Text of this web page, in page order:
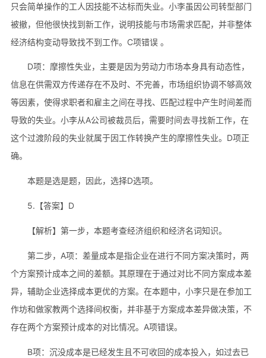
只会简单操作的工人因技能不达标而失业。小李虽因公司转型部门
被撤，但他很快找到新工作，说明技能与市场需求匹配，并非整体
经济结构变动导致找不到工作。C项错误 。
D项：摩擦性失业，主要是因为劳动力市场本身具有动态性，
信息在供需双方传递存在不及时、不完善，市场组织协调不够高效
等因素，使得求职者和雇主之间在寻找、匹配过程中产生时间差而
导致的失业。小李从A公司被裁员后，需要时间去寻找新工作，在
这个过渡阶段的失业就属于因工作转换产生的摩擦性失业。D项正
确。
本题是选是题，因此，选择D选项。
5.【答案】D
【解析】第一步，本题考查经济组织和经济名词知识。
第二步，A项：差量成本是指企业在进行不同方案决策时，两
个方案预计成本之间的差额。其原理在于通过对比不同方案成本差
异，辅助企业选择成本更优的方案。在本题中，小李只是在参加工
作坊和做家教两个选择间权衡，并非基于方案成本差异做决策，不
存在两个方案预计成本的对比情况。A项错误。
B项：沉没成本是已经发生且不可收回的成本投入，如过去已